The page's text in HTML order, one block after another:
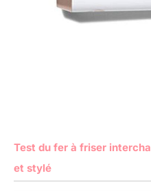
Test du fer à friser
et stylé